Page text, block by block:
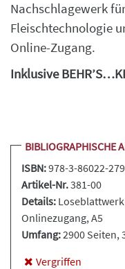
Nachschlagewerk
Fleischtechnologie
Online-Zugang.
Inklusive
BIBLIOGRAPHISCHE
ISBN:978-3-86022-
Artikel-Nr.381-00
Details: Loseblattwerk
Onlinezugang, A5
Umfang:2900 Seiten,
Vergriffen